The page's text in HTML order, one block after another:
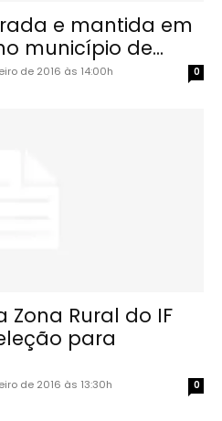
e mantida em
município de...
de 2016 às 14:00h 0
Zona Rural do IF
para
de 2016 às 13:30h 0